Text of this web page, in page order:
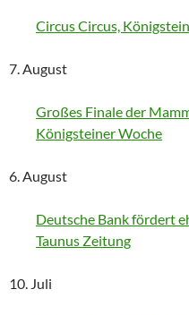
Circus Circus,
7. August
Großes Finale der
Königsteiner Woche
6. August
Deutsche Bank fördert
Taunus Zeitung
10. Juli